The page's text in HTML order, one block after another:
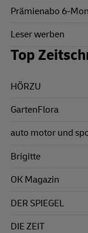
Prämienabo 6-
Leser werben
Top
HÖRZU
GartenFlora
auto motor und
Brigitte
OK Magazin
DER SPIEGEL
DIE ZEIT